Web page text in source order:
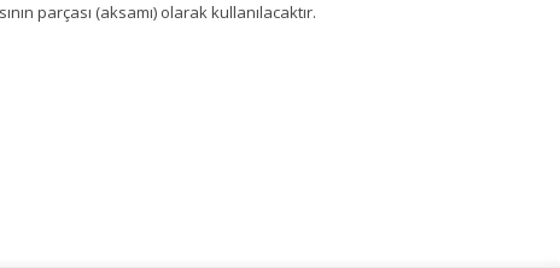
parçası (aksamı) olarak kullanılacaktır.